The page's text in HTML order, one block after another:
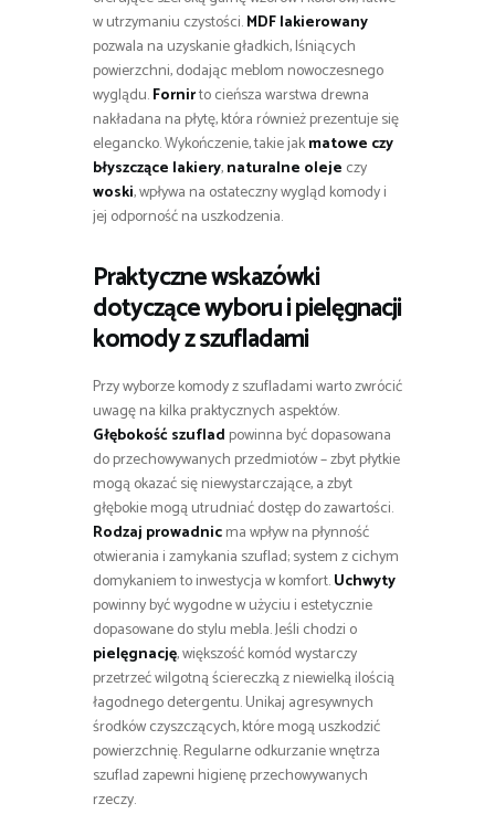
w utrzymaniu czystości.MDF lakierowany
pozwala na uzyskanie gładkich, lśniących
powierzchni, dodając meblom nowoczesnego
wyglądu.Fornirto cieńsza warstwa drewna
nakładana na płytę, która również prezentuje się
elegancko. Wykończenie, takie jakmatowe czy
błyszczące lakiery,naturalne oleje czy
woski, wpływa na ostateczny wygląd komody i
jej odporność na uszkodzenia.
Praktyczne wskazówki
dotyczące wyboru i pielęgnacji
komody z szufladami
Przy wyborze komody z szufladami warto zwrócić
uwagę na kilka praktycznych aspektów.
Głębokość szuflad powinna być dopasowana
do przechowywanych przedmiotów – zbyt płytkie
mogą okazać się niewystarczające, a zbyt
głębokie mogą utrudniać dostęp do zawartości.
Rodzaj prowadnicma wpływ na płynność
otwierania i zamykania szuflad; system z cichym
domykaniem to inwestycja w komfort.Uchwyty
powinny być wygodne w użyciu i estetycznie
dopasowane do stylu mebla. Jeśli chodzi o
pielęgnację, większość komód wystarczy
przetrzeć wilgotną ściereczką z niewielką ilością
łagodnego detergentu. Unikaj agresywnych
środków czyszczących, które mogą uszkodzić
powierzchnię. Regularne odkurzanie wnętrza
szuflad zapewni higienę przechowywanych
rzeczy.